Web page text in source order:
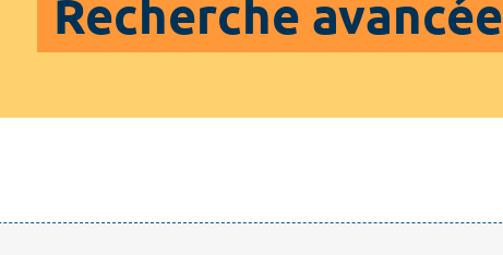
Recherche avancée